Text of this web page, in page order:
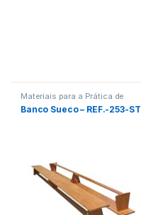
Materiais para a Prática de
Esportes
Banco Sueco – REF.-253-ST